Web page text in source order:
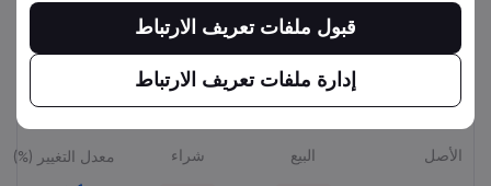
أدوات مالية ذات صلة
الأصل البيع شراء معدل التغيير (%)
قبول ملفات تعريف الارتباط
إدارة ملفات تعريف الارتباط